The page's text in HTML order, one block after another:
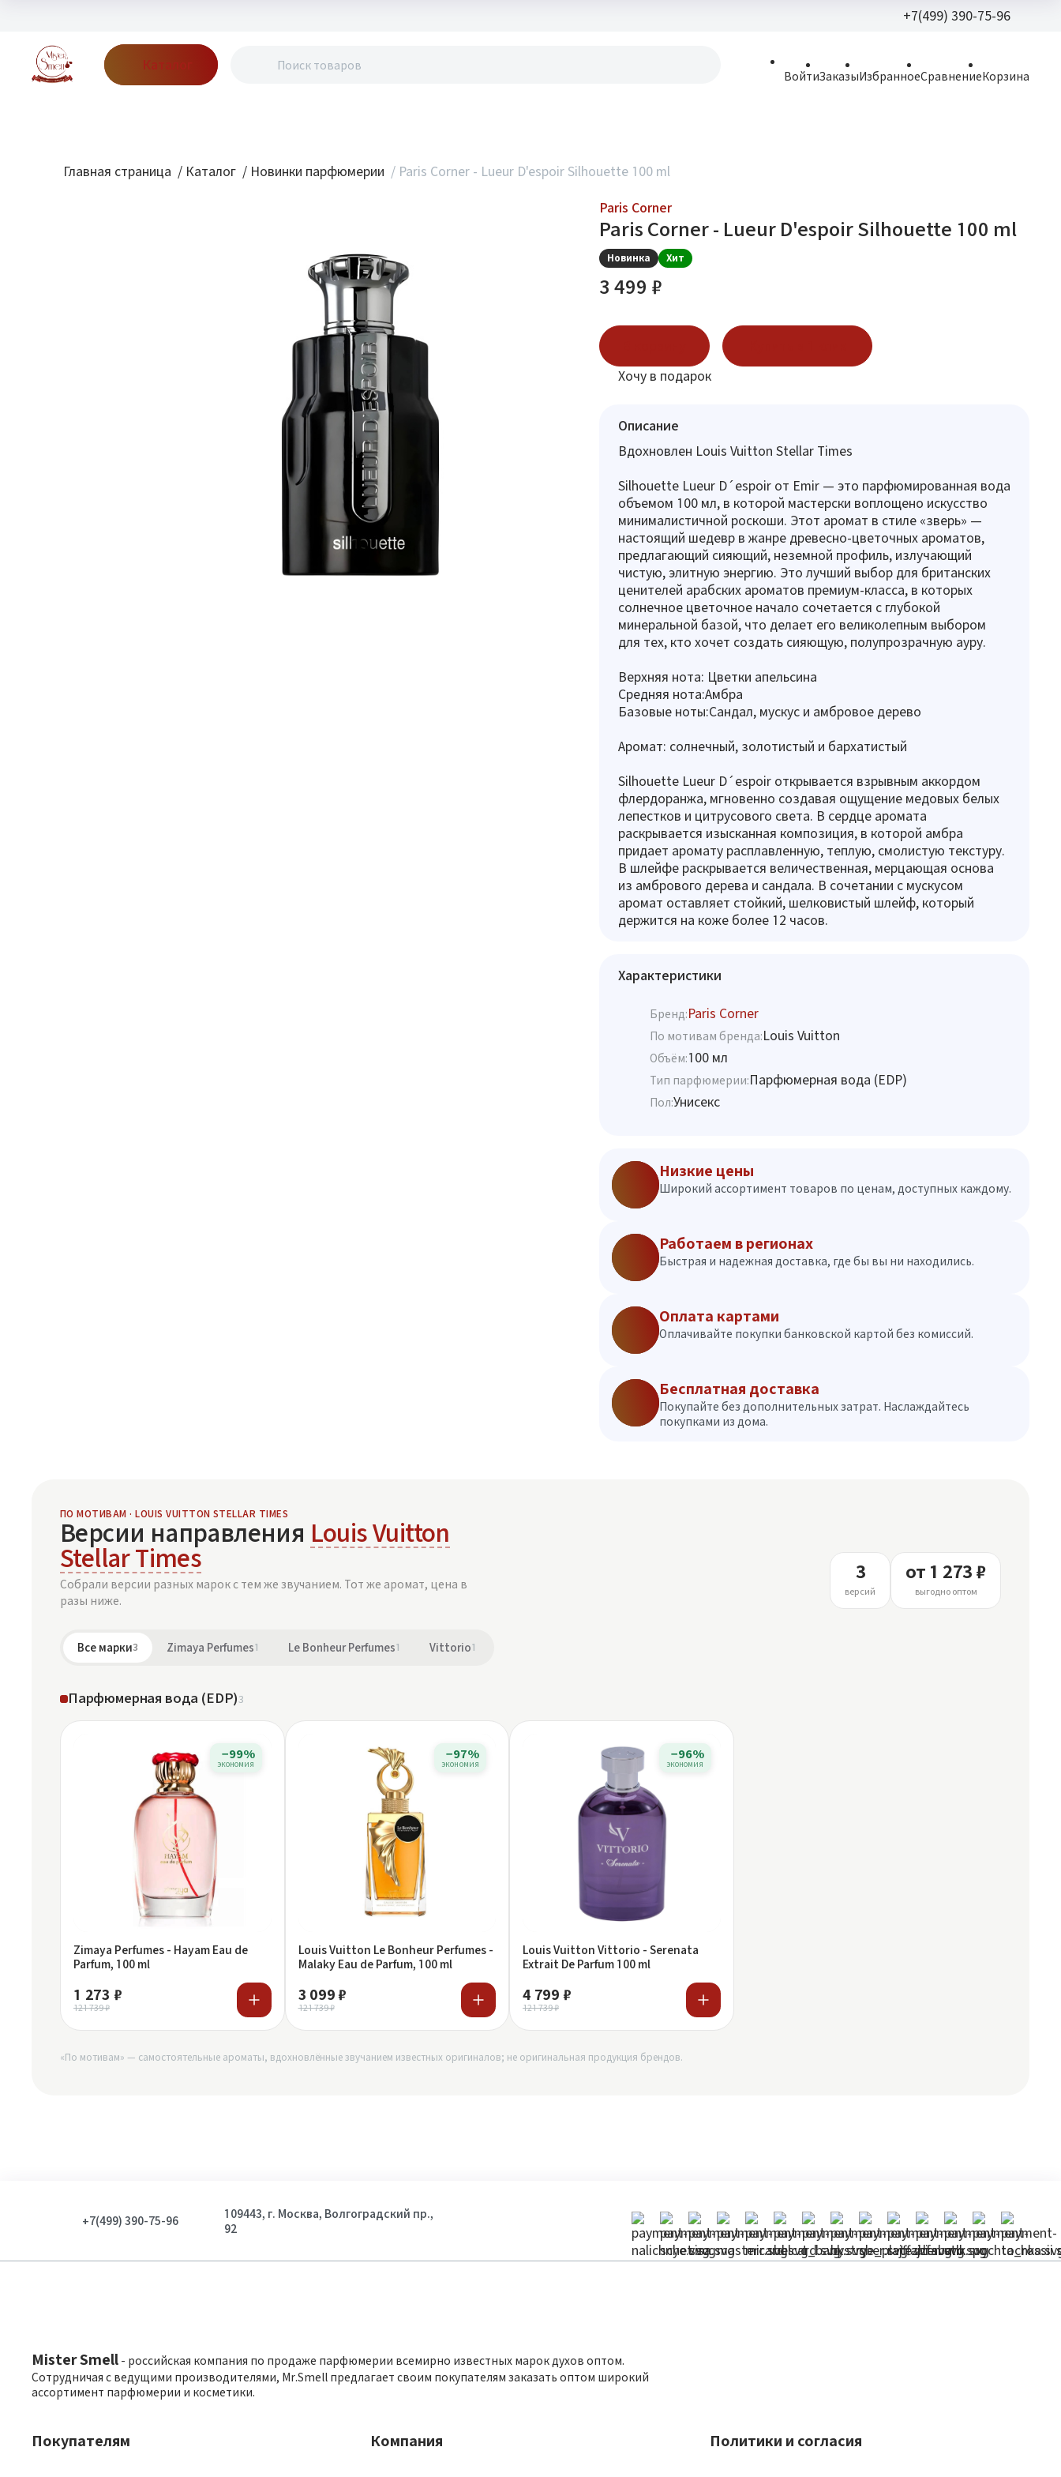
+7(499) 390-75-96
Каталог
ВойтиЗаказыИзбранноеСравнениеКорзина
Главная страница / Каталог / Новинки парфюмерии / Paris Corner - Lueur D'espoir Silhouette 100 ml
Paris Corner
Paris Corner - Lueur D'espoir Silhouette 100 ml
Новинка Хит
3 499 ₽
Хочу в подарок
Описание
Вдохновлен Louis Vuitton Stellar Times
Silhouette Lueur D´espoir от Emir — это парфюмированная вода
объемом 100 мл, в которой мастерски воплощено искусство
минималистичной роскоши. Этот аромат в стиле «зверь» —
настоящий шедевр в жанре древесно-цветочных ароматов,
предлагающий сияющий, неземной профиль, излучающий
чистую, элитную энергию. Это лучший выбор для британских
ценителей арабских ароматов премиум-класса, в которых
солнечное цветочное начало сочетается с глубокой
минеральной базой, что делает его великолепным выбором
для тех, кто хочет создать сияющую, полупрозрачную ауру.
Верхняя нота: Цветки апельсина
Средняя нота:Амбра
Базовые ноты:Сандал, мускус и амбровое дерево
Аромат: солнечный, золотистый и бархатистый
Silhouette Lueur D´espoir открывается взрывным аккордом
флердоранжа, мгновенно создавая ощущение медовых белых
лепестков и цитрусового света. В сердце аромата
раскрывается изысканная композиция, в которой амбра
придает аромату расплавленную, теплую, смолистую текстуру.
В шлейфе раскрывается величественная, мерцающая основа
из амбрового дерева и сандала. В сочетании с мускусом
аромат оставляет стойкий, шелковистый шлейф, который
держится на коже более 12 часов.
Характеристики
Бренд:Paris Corner
По мотивам бренда:Louis Vuitton
Объём:100 мл
Тип парфюмерии:Парфюмерная вода (EDP)
Пол:Унисекс
Низкие цены
Широкий ассортимент товаров по ценам, доступных каждому.
Работаем в регионах
Быстрая и надежная доставка, где бы вы ни находились.
Оплата картами
Оплачивайте покупки банковской картой без комиссий.
Бесплатная доставка
Покупайте без дополнительных затрат. Наслаждайтесь
покупками из дома.
ПО МОТИВАМ · LOUIS VUITTON STELLAR TIMES
Версии направления Louis Vuitton
Stellar Times
Собрали версии разных марок с тем же звучанием. Тот же аромат, цена в
разы ниже.
3
версий
от 1 273 ₽
выгодно оптом
Все марки3 Zimaya Perfumes1 Le Bonheur Perfumes1 Vittorio1
Парфюмерная вода (EDP)3
−99%
экономия
Zimaya Perfumes - Hayam Eau de
Parfum, 100 ml
1 273 ₽
121 739 ₽
−97%
экономия
Louis Vuitton Le Bonheur Perfumes -
Malaky Eau de Parfum, 100 ml
3 099 ₽
121 739 ₽
−96%
экономия
Louis Vuitton Vittorio - Serenata
Extrait De Parfum 100 ml
4 799 ₽
121 739 ₽
«По мотивам» — самостоятельные ароматы, вдохновлённые звучанием известных оригиналов; не оригинальная продукция брендов.
+7(499) 390-75-96
109443, г. Москва, Волгоградский пр.,
92
Mister Smell - российская компания по продаже парфюмерии всемирно известных марок духов оптом.
Сотрудничая с ведущими производителями, Mr.Smell предлагает своим покупателям заказать оптом широкий
ассортимент парфюмерии и косметики.
Покупателям Компания Политики и согласия